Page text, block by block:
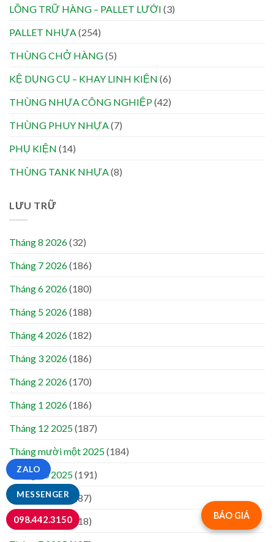
LỒNG TRỮ HÀNG – PALLET LƯỚI (3)
PALLET NHỰA (254)
THÙNG CHỞ HÀNG(5)
KỆ DỤNG CỤ – KHAY LINH KIỆN (6)
THÙNG NHỰA CÔNG NGHIỆP(42)
THÙNG PHUY NHỰA (7)
PHỤ KIỆN (14)
THÙNG TANK NHỰA (8)
LƯU TRỮ
Tháng 8 2026(32)
Tháng 7 2026(186)
Tháng 6 2026(180)
Tháng 5 2026(188)
Tháng 4 2026(182)
Tháng 3 2026(186)
Tháng 2 2026(170)
Tháng 1 2026(186)
Tháng 12 2025(187)
Tháng mười một 2025(184)
Tháng 10 2025(191)
Tháng 9 2025(187)
Tháng 8 2025(118)
BÁO GIÁ
MESSENGER
ZALO
098.442.3150